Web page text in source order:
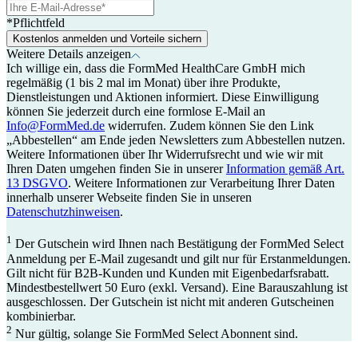
*Pflichtfeld
Kostenlos anmelden und Vorteile sichern
Weitere Details anzeigen
Ich willige ein, dass die FormMed HealthCare GmbH mich
regelmäßig (1 bis 2 mal im Monat) über ihre Produkte,
Dienstleistungen und Aktionen informiert. Diese Einwilligung
können Sie jederzeit durch eine formlose E-Mail an
Info@FormMed.de widerrufen. Zudem können Sie den Link
„Abbestellen“ am Ende jeden Newsletters zum Abbestellen nutzen.
Weitere Informationen über Ihr Widerrufsrecht und wie wir mit
Ihren Daten umgehen finden Sie in unsererInformation gemäß Art.
13 DSGVO. Weitere Informationen zur Verarbeitung Ihrer Daten
innerhalb unserer Webseite finden Sie in unseren
Datenschutzhinweisen.
1 Der Gutschein wird Ihnen nach Bestätigung der FormMed Select
Anmeldung per E-Mail zugesandt und gilt nur für Erstanmeldungen.
Gilt nicht für B2B-Kunden und Kunden mit Eigenbedarfsrabatt.
Mindestbestellwert 50 Euro (exkl. Versand). Eine Barauszahlung ist
ausgeschlossen. Der Gutschein ist nicht mit anderen Gutscheinen
kombinierbar.
2 Nur gültig, solange Sie FormMed Select Abonnent sind.